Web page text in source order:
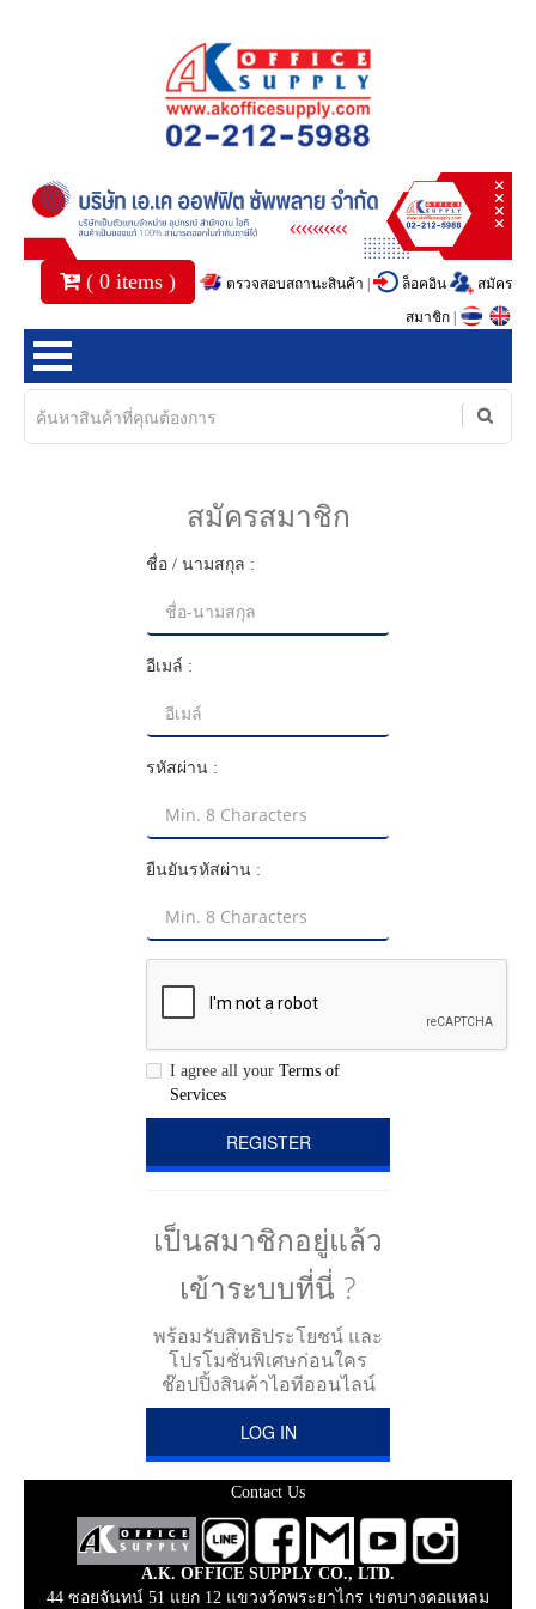
( 0items ) ตรวจสอบสถานะสินค้า | ล็อคอิน สมัคร
สมาชิก
เข้าสู่ระบบ/สมัครสมาชิก
สมัครสมาชิก
ชื่อ / นามสกุล :
อีเมล์ :
รหัสผ่าน :
ยืนยันรหัสผ่าน :
I agree all your Terms of
Services
REGISTER
เป็นสมาชิกอยู่แล้ว
เข้าระบบที่นี่ ?
พร้อมรับสิทธิประโยชน์ และ
โปรโมชั่นพิเศษก่อนใคร
ช๊อปปิ้งสินค้าไอทีออนไลน์
LOG IN
Contact Us
A.K. OFFICE SUPPLY CO., LTD.
44 ซอยจันทน์ 51 แยก 12 แขวงวัดพระยาไกร เขตบางคอแหลม